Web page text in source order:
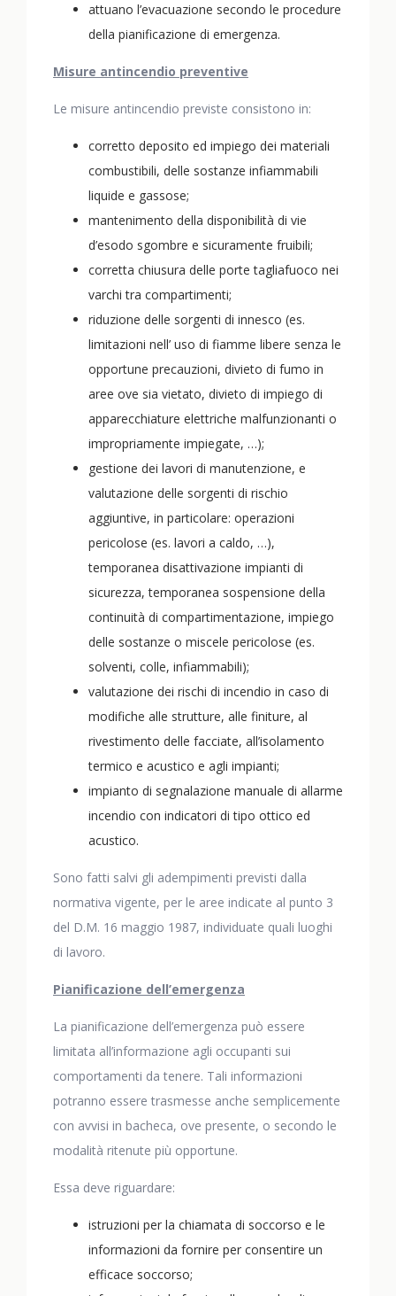
attuano l’evacuazione secondo le procedure
della pianificazione di emergenza.
Misure antincendio preventive
Le misure antincendio previste consistono in:
corretto deposito ed impiego dei materiali
combustibili, delle sostanze infiammabili
liquide e gassose;
mantenimento della disponibilità di vie
d’esodo sgombre e sicuramente fruibili;
corretta chiusura delle porte tagliafuoco nei
varchi tra compartimenti;
riduzione delle sorgenti di innesco (es.
limitazioni nell’ uso di fiamme libere senza le
opportune precauzioni, divieto di fumo in
aree ove sia vietato, divieto di impiego di
apparecchiature elettriche malfunzionanti o
impropriamente impiegate, …);
gestione dei lavori di manutenzione, e
valutazione delle sorgenti di rischio
aggiuntive, in particolare: operazioni
pericolose (es. lavori a caldo, …),
temporanea disattivazione impianti di
sicurezza, temporanea sospensione della
continuità di compartimentazione, impiego
delle sostanze o miscele pericolose (es.
solventi, colle, infiammabili);
valutazione dei rischi di incendio in caso di
modifiche alle strutture, alle finiture, al
rivestimento delle facciate, all’isolamento
termico e acustico e agli impianti;
impianto di segnalazione manuale di allarme
incendio con indicatori di tipo ottico ed
acustico.
Sono fatti salvi gli adempimenti previsti dalla
normativa vigente, per le aree indicate al punto 3
del D.M. 16 maggio 1987, individuate quali luoghi
di lavoro.
Pianificazione dell’emergenza
La pianificazione dell’emergenza può essere
limitata all’informazione agli occupanti sui
comportamenti da tenere. Tali informazioni
potranno essere trasmesse anche semplicemente
con avvisi in bacheca, ove presente, o secondo le
modalità ritenute più opportune.
Essa deve riguardare:
istruzioni per la chiamata di soccorso e le
informazioni da fornire per consentire un
efficace soccorso;